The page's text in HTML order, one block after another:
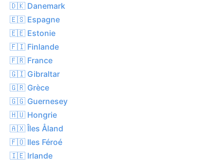
🇩🇰 Danemark
🇪🇸 Espagne
🇪🇪 Estonie
🇫🇮 Finlande
🇫🇷 France
🇬🇮 Gibraltar
🇬🇷 Grèce
🇬🇬 Guernesey
🇭🇺 Hongrie
🇦🇽 Îles Åland
🇫🇴 Iles Féroé
🇮🇪 Irlande